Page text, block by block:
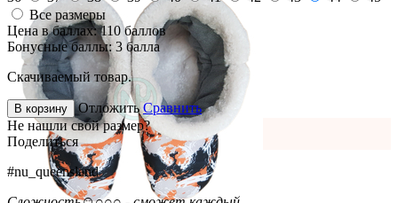
Все размеры
Цена в баллах: 110 баллов
Бонусные баллы: 3 балла
Скачиваемый товар.
В корзину Отложить Сравнить
Не нашли свой размер?
Поделиться
#nu_queensland